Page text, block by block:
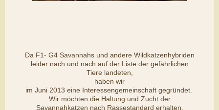
Da F1- G4 Savannahs und andere Wildkatzenhybriden
leider nach und nach auf der Liste der gefährlichen
Tiere landeten,
haben wir
im Juni 2013 eine Interessengemeinschaft gegründet.
Wir möchten die Haltung und Zucht der
Savannahkatzen nach Rassestandard erhalten,